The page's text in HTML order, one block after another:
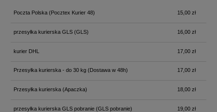
Poczta Polska(Pocztex Kurier 48) 15,00 zł
przesyłka kurierska GLS(GLS) 16,00 zł
kurier DHL 17,00 zł
Przesyłka kurierska - do 30 kg(Dostawa w 48h) 17,00 zł
Przesyłka kurierska (Apaczka) 18,00 zł
przesyłka kurierska GLS pobranie(GLS pobranie) 19,00 zł